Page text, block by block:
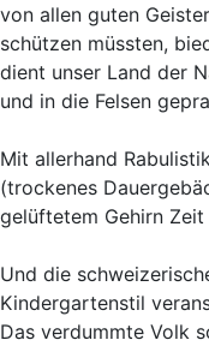
von allen guten
schützen müssten,
dient unser Land der
und in die Felsen
Mit allerhand
(trockenes
gelüftetem Gehirn
Und die
Kindergartenstil
Das verdummte Volk